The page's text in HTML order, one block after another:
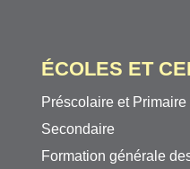
ÉCOLES ET
Préscolaire et Primaire
Secondaire
Formation générale